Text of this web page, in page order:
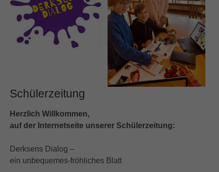
Schülerzeitung
Herzlich Willkommen,
auf der Internetseite unserer Schülerzeitung:
Derksens Dialog –
ein unbequemes-fröhliches Blatt